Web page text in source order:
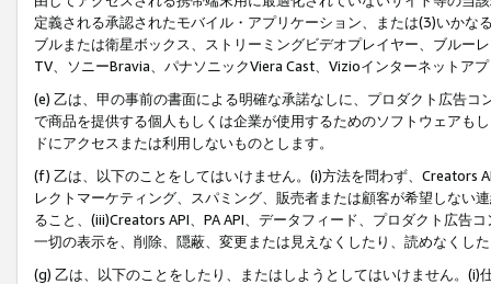
定義される承認されたモバイル・アプリケーション、または(3)いか
ブルまたは衛星ボックス、ストリーミングビデオプレイヤー、ブルー
TV、ソニーBravia、パナソニックViera Cast、Vizioインターネットア
(e) 乙は、甲の事前の書面による明確な承諾なしに、プロダクト広告
で商品を提供する個人もしくは企業が使用するためのソフトウェアも
ドにアクセスまたは利用しないものとします。
(f) 乙は、以下のことをしてはいけません。(i)方法を問わず、Creators
レクトマーケティング、スパミング、販売者または顧客が希望しない
ること、(iii)Creators API、PA API、データフィード、プロダクト広告
一切の表示を、削除、隠蔽、変更または見えなくしたり、読めなくし
(g) 乙は、以下のことをしたり、またはしようとしてはいけません。